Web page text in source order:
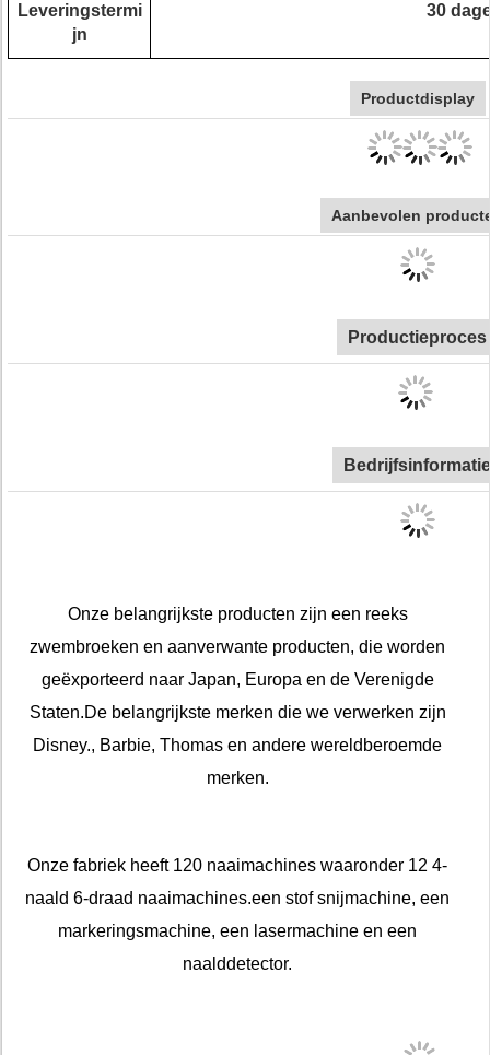
Leveringstermi
jn
30
Productdisplay
Aanbevolen
Productieproces
Bedrijfsinformatie
Onze belangrijkste producten zijn een reeks
zwembroeken en aanverwante producten, die worden
geëxporteerd naar Japan, Europa en de Verenigde
Staten.De belangrijkste merken die we verwerken zijn
Disney., Barbie, Thomas en andere wereldberoemde
merken.
Onze fabriek heeft 120 naaimachines waaronder 12 4-
naald 6-draad naaimachines.een stof snijmachine, een
markeringsmachine, een lasermachine en een
naalddetector.